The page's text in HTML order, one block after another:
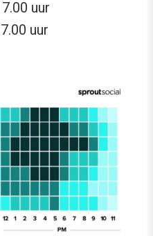
uur
uur